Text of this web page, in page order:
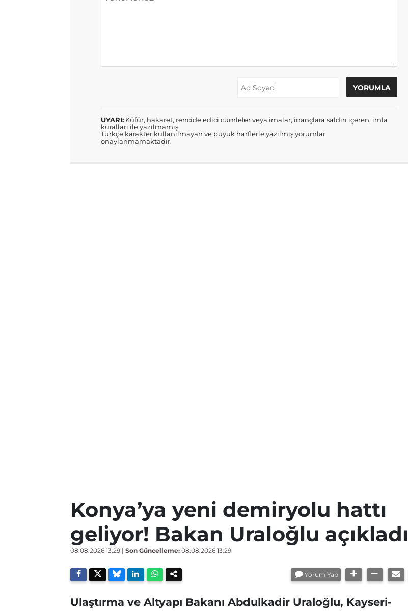
UYARI: Küfür, hakaret, rencide edici cümleler veya imalar, inançlara saldırı içeren, imla
kuralları ile yazılmamış,
Türkçe karakter kullanılmayan ve büyük harflerle yazılmış yorumlar
onaylanmamaktadır.
Konya’ya yeni demiryolu hattı
geliyor! Bakan Uraloğlu açıkladı
08.08.2026 13:29 | Son Güncelleme: 08.08.2026 13:29
Yorum Yap
Ulaştırma ve Altyapı Bakanı Abdulkadir Uraloğlu, Kayseri-